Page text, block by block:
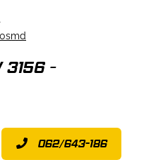
3156 -
062/643-186